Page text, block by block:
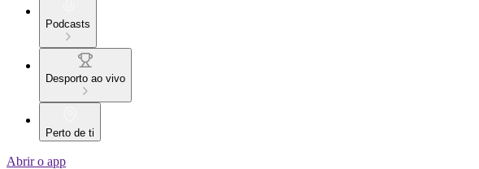
Podcasts
Desporto ao vivo
Perto de ti
Abrir o app